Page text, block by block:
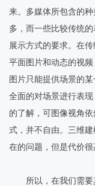
来。多媒体所包含的
多，而一些比较传统
展示方式的要求。在
平面图片和动态的视
图片只能提供场景的
全面的对场景进行表
的了解，可图像视角
式，并不自由。三维
在的问题，但是代价很
所以，在我们需要